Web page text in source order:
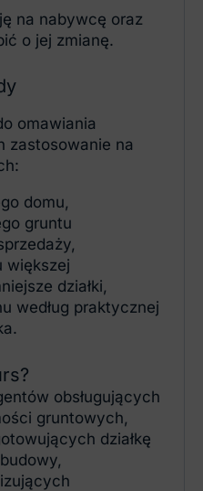
na nabywcę oraz
o jej zmianę.
omawiania
zastosowanie na
domu,
gruntu
większej
działki,
według praktycznej
obsługujących
gruntowych,
działkę